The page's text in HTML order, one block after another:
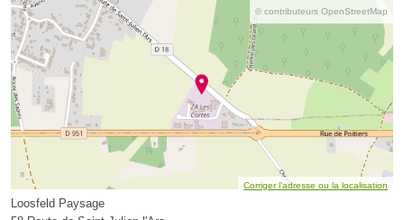
© contributeurs OpenStreetMap
Corriger l’adresse ou la localisation
Loosfeld Paysage